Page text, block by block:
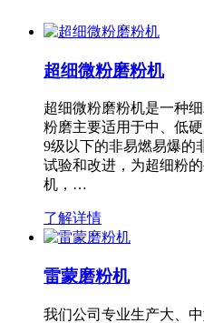
超细微粉磨粉机
超细微粉磨粉机是一种
粉磨主要适用于中、低
9级以下的非易燃易爆的
试验和改进，为超细粉
机，…
了解详情
雷蒙磨粉机
我们公司专业生产大、